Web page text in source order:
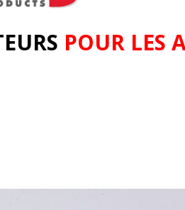
POUR LES